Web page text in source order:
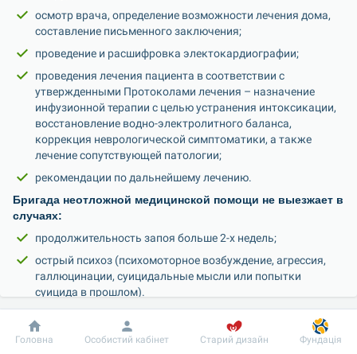
осмотр врача, определение возможности лечения дома,
составление письменного заключения;
проведение и расшифровка электокардиографии;
проведения лечения пациента в соответствии с
утвержденными Протоколами лечения – назначение
инфузионной терапии с целью устранения интоксикации,
восстановление водно-электролитного баланса,
коррекция неврологической симптоматики, а также
лечение сопутствующей патологии;
рекомендации по дальнейшему лечению.
Бригада неотложной медицинской помощи не выезжает в
случаях:
продолжительность запоя больше 2-х недель;
острый психоз (психомоторное возбуждение, агрессия,
галлюцинации, суицидальные мысли или попытки
суицида в прошлом).
Добробут Інформація Пацієнту
Головна Особистий кабінет Старий дизайн Фундація